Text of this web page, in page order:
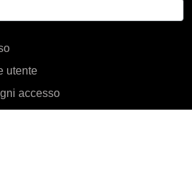
utente
accesso